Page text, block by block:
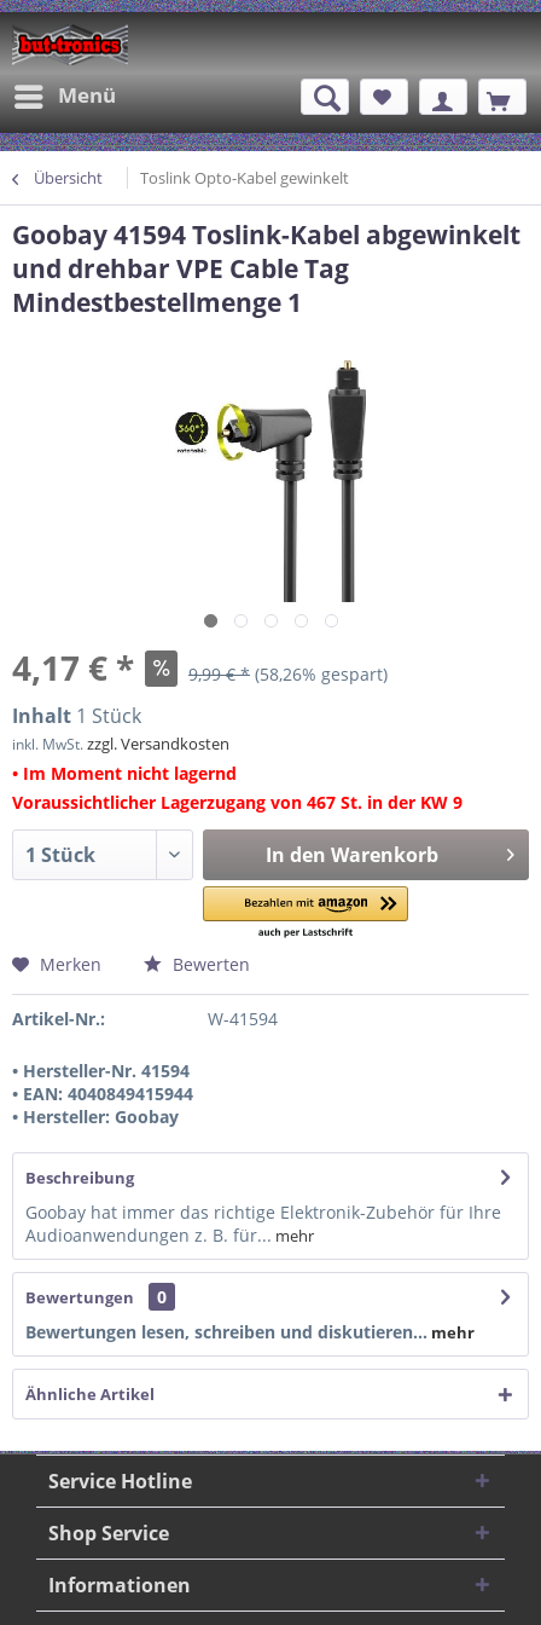
Menü
Übersicht Toslink Opto-Kabel gewinkelt
Goobay 41594 Toslink-Kabel abgewinkelt
und drehbar VPE Cable Tag
Mindestbestellmenge 1
4,17 € * 9,99 € * (58,26% gespart)
Inhalt 1 Stück
inkl. MwSt.zzgl. Versandkosten
• Im Moment nicht lagernd
Voraussichtlicher Lagerzugang von 467 St. in der KW 9
In den Warenkorb
Merken Bewerten
Artikel-Nr.: W-41594
• Hersteller-Nr. 41594
• EAN: 4040849415944
• Hersteller: Goobay
Beschreibung
Goobay hat immer das richtige Elektronik-Zubehör für Ihre
Audioanwendungen z. B. für... mehr
Bewertungen
0
Bewertungen lesen, schreiben und diskutieren... mehr
Ähnliche Artikel
Service Hotline
Shop Service
Informationen